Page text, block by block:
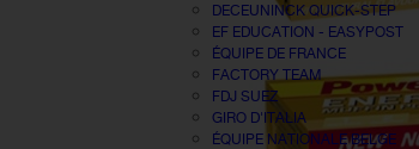
DECEUNINCK QUICK-STEP
EF EDUCATION - EASYPOST
ÉQUIPE DE FRANCE
FACTORY TEAM
FDJ SUEZ
GIRO D'ITALIA
ÉQUIPE NATIONALE BELGE